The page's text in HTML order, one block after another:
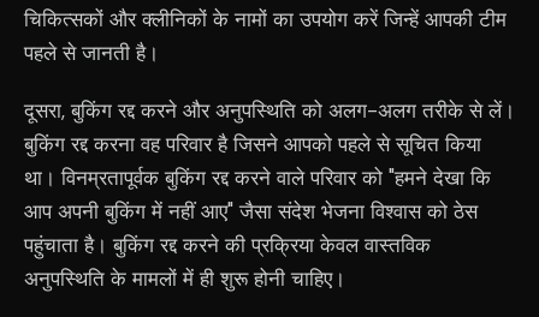
चिकित्सकों और क्लीनिकों के नामों का उपयोग करें जिन्हें आपकी टीम
पहले से जानती है।
दूसरा, बुकिंग रद्द करने और अनुपस्थिति को अलग-अलग तरीके से लें।
बुकिंग रद्द करना वह परिवार है जिसने आपको पहले से सूचित किया
था। विनम्रतापूर्वक बुकिंग रद्द करने वाले परिवार को "हमने देखा कि
आप अपनी बुकिंग में नहीं आए" जैसा संदेश भेजना विश्वास को ठेस
पहुंचाता है। बुकिंग रद्द करने की प्रक्रिया केवल वास्तविक
अनुपस्थिति के मामलों में ही शुरू होनी चाहिए।